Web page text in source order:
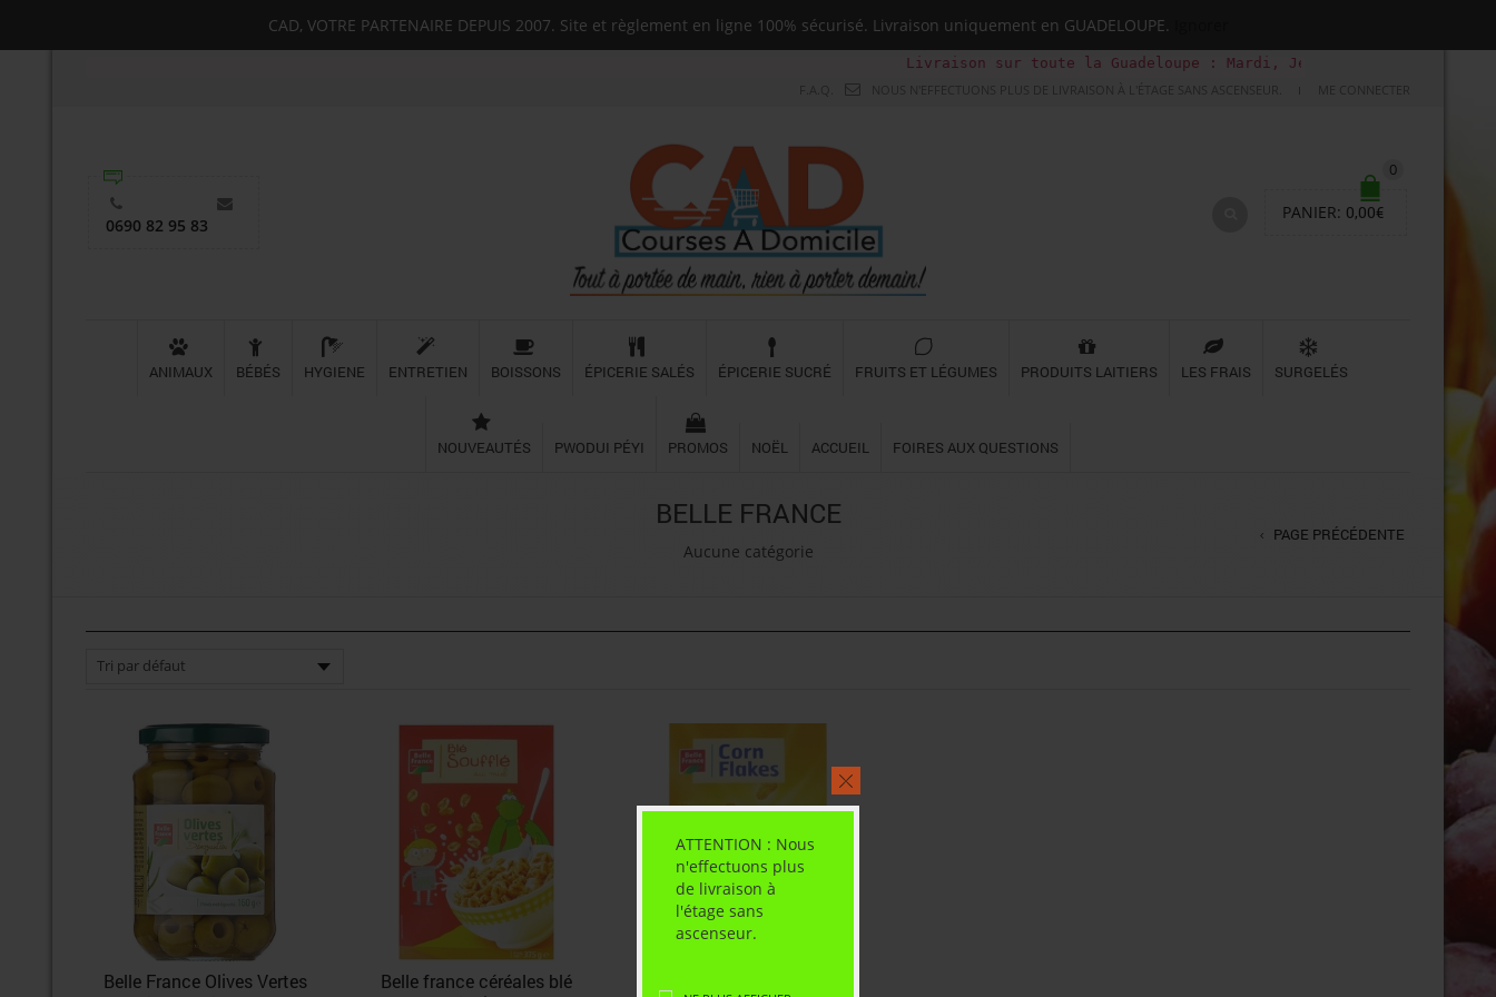
ATTENTION : Nous
n'effectuons plus
de livraison à
l'étage sans
ascenseur.
Livraison sur toute la Guadeloupe : Mardi, Jeudi, Samedi (Basse-terre
NOUS N'EFFECTUONS PLUS DE LIVRAISON À L'ÉTAGE SANS ASCENSEUR.
ME CONNECTER
F.A.Q.
0690 82 95 83
0
PANIER: 0,00€
ANIMAUX BÉBÉS HYGIENE ENTRETIEN BOISSONS ÉPICERIE SALÉS ÉPICERIE SUCRÉ FRUITS ET LÉGUMES PRODUITS LAITIERS LES FRAIS SURGELÉS
NOUVEAUTÉS PWODUI PÉYI PROMOS NOËL ACCUEIL FOIRES AUX QUESTIONS
BELLE FRANCE
PAGE PRÉCÉDENTE
Aucune catégorie
Belle France Olives Vertes
Belle france céréales blé
CAD, VOTRE PARTENAIRE DEPUIS 2007. Site et règlement en ligne 100% sécurisé. Livraison uniquement en GUADELOUPE.